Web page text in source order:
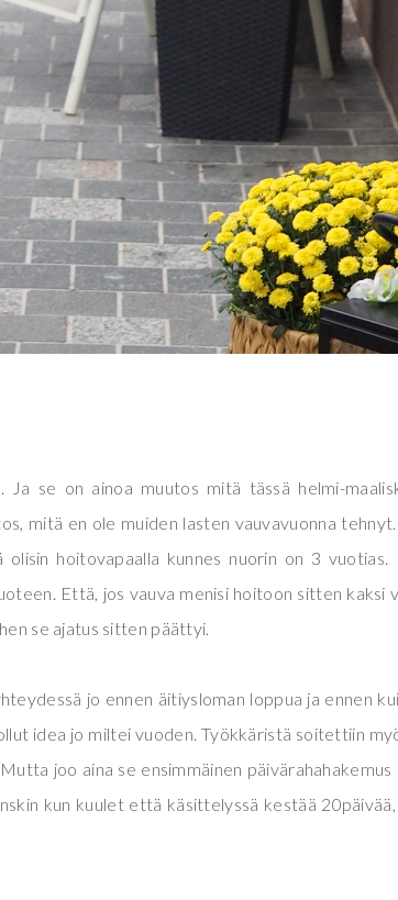
se on ainoa muutos mitä tässä helmi-
mitä en ole muiden lasten vauvavuonna
olisin hoitovapaalla kunnes nuorin on 3
Että, jos vauva menisi hoitoon sitten kaksi
se ajatus sitten päättyi.
jo ennen äitiysloman loppua ja ennen
idea jo miltei vuoden. Työkkäristä soitettiin
joo aina se ensimmäinen
kun kuulet että käsittelyssä kestää